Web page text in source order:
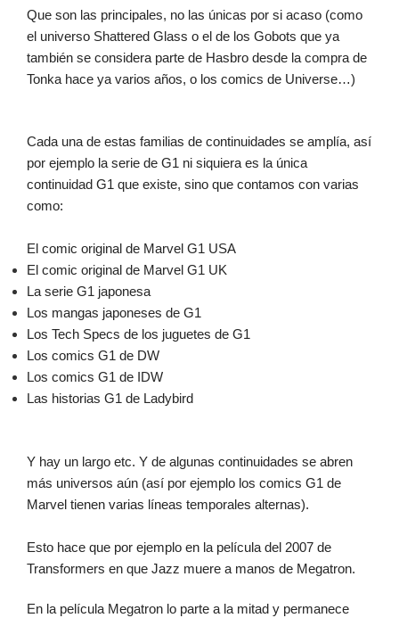
Que son las principales, no las únicas por si acaso (como
el universo Shattered Glass o el de los Gobots que ya
también se considera parte de Hasbro desde la compra de
Tonka hace ya varios años, o los comics de Universe…)
Cada una de estas familias de continuidades se amplía, así
por ejemplo la serie de G1 ni siquiera es la única
continuidad G1 que existe, sino que contamos con varias
como:
El comic original de Marvel G1 USA
El comic original de Marvel G1 UK
La serie G1 japonesa
Los mangas japoneses de G1
Los Tech Specs de los juguetes de G1
Los comics G1 de DW
Los comics G1 de IDW
Las historias G1 de Ladybird
Y hay un largo etc. Y de algunas continuidades se abren
más universos aún (así por ejemplo los comics G1 de
Marvel tienen varias líneas temporales alternas).
Esto hace que por ejemplo en la película del 2007 de
Transformers en que Jazz muere a manos de Megatron.
En la película Megatron lo parte a la mitad y permanece